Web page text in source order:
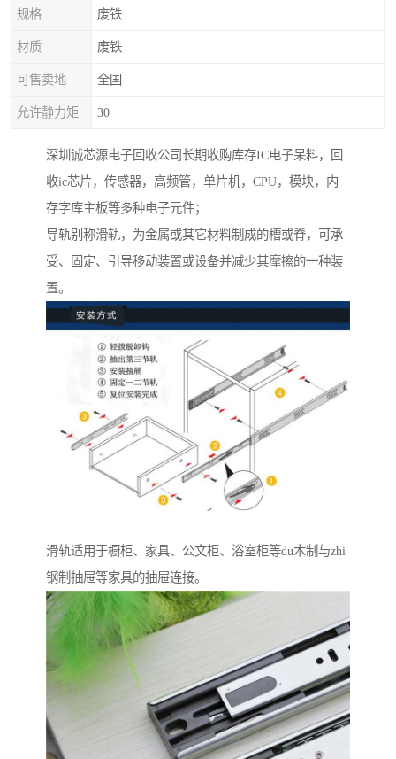
规格 废铁
材质 废铁
可售卖地 全国
允许静力矩 30
深圳诚芯源电子回收公司长期收购库存IC电子呆料，回
收ic芯片，传感器，高频管，单片机，CPU，模块，内
存字库主板等多种电子元件；
导轨别称滑轨，为金属或其它材料制成的槽或脊，可承
受、固定、引导移动装置或设备并减少其摩擦的一种装
置。
滑轨适用于橱柜、家具、公文柜、浴室柜等du木制与zhi
钢制抽屉等家具的抽屉连接。